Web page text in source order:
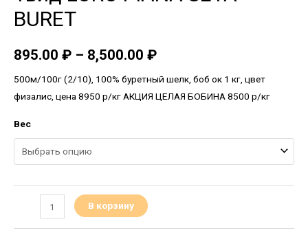
BURET
895.00 ₽ – 8,500.00 ₽
500м/100г (2/10), 100% буретный шелк, боб ок 1 кг, цвет
физалис, цена 8950 р/кг АКЦИЯ ЦЕЛАЯ БОБИНА 8500 р/кг
Вес
В корзину